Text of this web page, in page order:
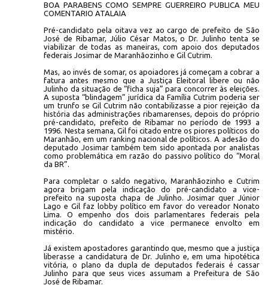
BOA PARABENS COMO SEMPRE GUERREIRO PUBLICA MEU
COMENTARIO ATALAIA
Pré-candidato pela oitava vez ao cargo de prefeito de São
José de Ribamar, Júlio César Matos, o Dr. Julinho tenta se
viabilizar de todas as maneiras, com apoio dos deputados
federais Josimar de Maranhãozinho e Gil Cutrim.
Mas, ao invés de somar, os apoiadores já começam a cobrar a
fatura antes mesmo que a Justiça Eleitoral libere ou não
Julinho da situação de “ficha suja” para concorrer às eleições.
A suposta “blindagem” jurídica da Família Cutrim poderia ser
um trunfo se Gil Cutrim não contabilizasse a pior rejeição da
história das administrações ribamarenses, depois do próprio
pré-candidato, prefeito de Ribamar no período de 1993 a
1996. Nesta semana, Gil foi citado entre os piores políticos do
Maranhão, em um ranking nacional de políticos. A adesão do
deputado Josimar também tem sido apontada por analistas
como problemática em razão do passivo político do “Moral
da BR”.
Para completar o saldo negativo, Maranhãozinho e Cutrim
agora brigam pela indicação do pré-candidato a vice-
prefeito na suposta chapa de Julinho. Josimar quer Júnior
Lago e Gil faz lobby político em favor do vereador Nonato
Lima. O empenho dos dois parlamentares federais pela
indicação do candidato a vice permanece envolto em
mistério.
Já existem apostadores garantindo que, mesmo que a justiça
liberasse a candidatura de Dr. Julinho e, em uma hipotética
vitória, o plano da dupla de deputados federais é cassar
Julinho para que seus vices assumam a Prefeitura de São
José de Ribamar.